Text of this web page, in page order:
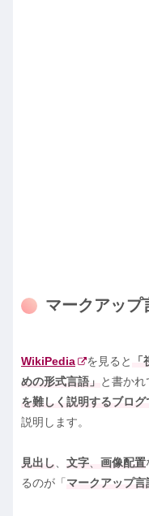
マークアップ
WikiPedia を見ると
めの形式言語
と書か
を難しく説明するブロ
説明します。
見出し、 文字、 画像配置
るのが「 マークアップ言